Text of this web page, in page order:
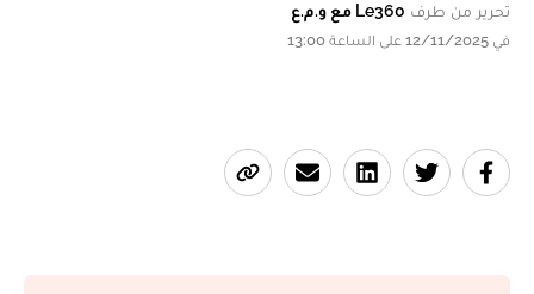
تحرير من طرف Le360 مع و.م.ع
في 12/11/2025 على الساعة 13:00